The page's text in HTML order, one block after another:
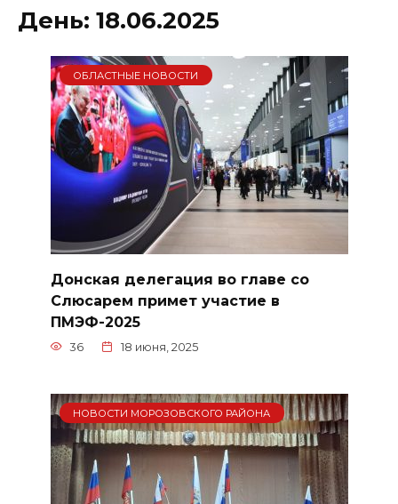
День: 18.06.2025
ОБЛАСТНЫЕ НОВОСТИ
Донская делегация во главе со
Слюсарем примет участие в
ПМЭФ-2025
36 18 июня, 2025
НОВОСТИ МОРОЗОВСКОГО РАЙОНА